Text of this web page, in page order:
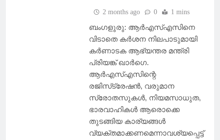
2 months ago 0 1 mins
ബംഗളുരു: ആര്‍എസ്എസിനെ
വിടാതെ കര്‍ശന നിലപാടുമായി
കര്‍ണാടക ആഭ്യന്തര മന്ത്രി
പ്രിയങ്ക് ഖാര്‍ഗെ.
ആര്‍എസ്എസിന്റെ
രജിസ്‌ട്രേഷന്‍, വരുമാന
സ്രോതസുകള്‍, നിയമസാധുത,
ഭാരവാഹികള്‍ ആരൊക്കെ
തുടങ്ങിയ കാര്യങ്ങള്‍
വ്യക്തമാക്കണമെന്നാവശ്യപ്പെട്ട്